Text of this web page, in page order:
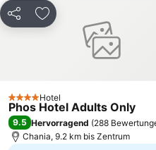
Cretan Wine Festival
Teilen Zu Favoriten
4 SterneHotel
Phos Hotel Adults Only
9.5 Hervorragend (288
Chania, 9.2 km bis Zentrum